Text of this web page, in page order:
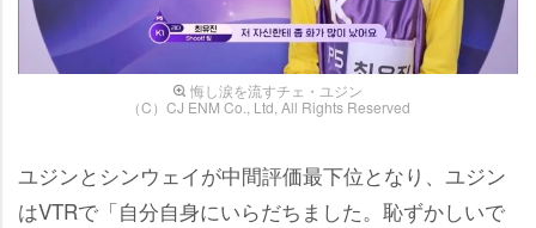
悔し涙を流すチェ・ユジン
（C）CJ ENM Co., Ltd, All Rights Reserved
ユジンとシンウェイが中間評価最下位となり、ユジン
はVTRで「自分自身にいらだちました。恥ずかしいで